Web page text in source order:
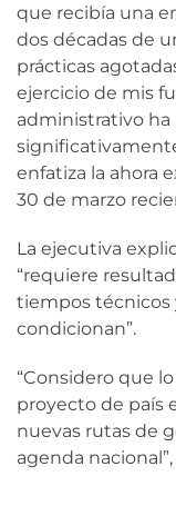
que recibía una
dos décadas de
prácticas
ejercicio de mis
administrativo
enfatiza la ahora
30 de marzo
La ejecutiva
“requiere
tiempos técnicos
condicionan”.
“Considero que
proyecto de país
nuevas rutas de
agenda